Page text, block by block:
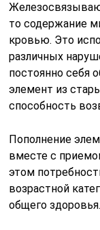
то содержание
кровью. Это
различных
постоянно себя
элемент из
способность
Пополнение
вместе с
этом
возрастной
общего